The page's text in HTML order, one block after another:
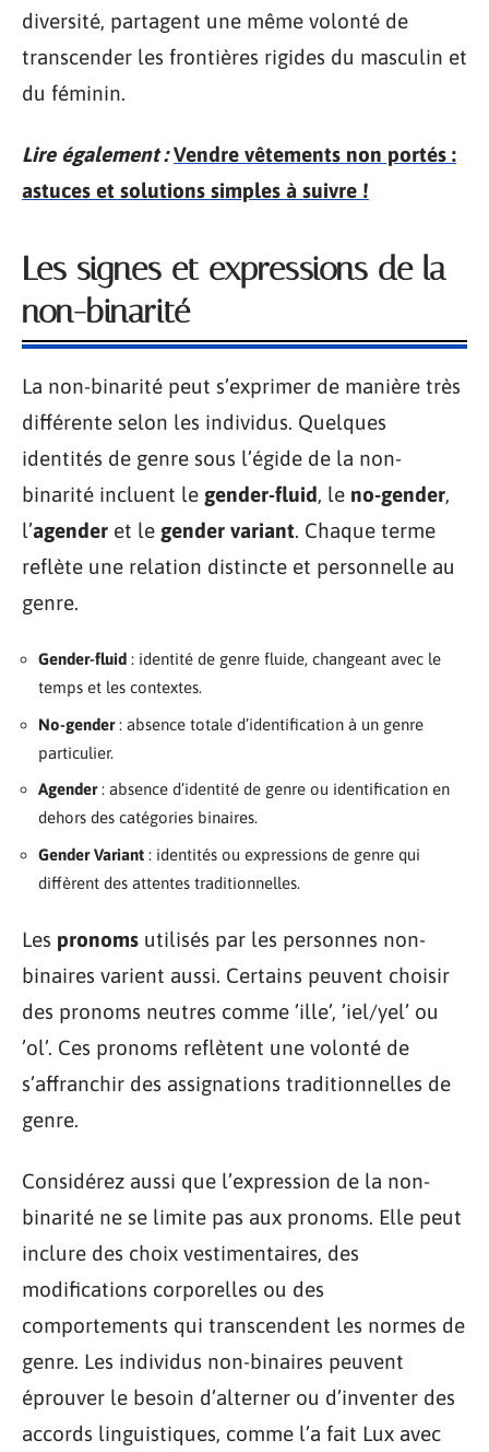
diversité, partagent une même volonté de
transcender les frontières rigides du masculin et
du féminin.
Lire également : Vendre vêtements non portés :
astuces et solutions simples à suivre !
Les signes et expressions de la
non-binarité
La non-binarité peut s’exprimer de manière très
différente selon les individus. Quelques
identités de genre sous l’égide de la non-
binarité incluent le gender-fluid, le no-gender,
l’agender et le gender variant. Chaque terme
reflète une relation distincte et personnelle au
genre.
Gender-fluid : identité de genre fluide, changeant avec le
temps et les contextes.
No-gender: absence totale d’identification à un genre
particulier.
Agender: absence d’identité de genre ou identification en
dehors des catégories binaires.
Gender Variant : identités ou expressions de genre qui
diffèrent des attentes traditionnelles.
Les pronoms utilisés par les personnes non-
binaires varient aussi. Certains peuvent choisir
des pronoms neutres comme ’ille’, ’iel/yel’ ou
’ol’. Ces pronoms reflètent une volonté de
s’affranchir des assignations traditionnelles de
genre.
Considérez aussi que l’expression de la non-
binarité ne se limite pas aux pronoms. Elle peut
inclure des choix vestimentaires, des
modifications corporelles ou des
comportements qui transcendent les normes de
genre. Les individus non-binaires peuvent
éprouver le besoin d’alterner ou d’inventer des
accords linguistiques, comme l’a fait Lux avec